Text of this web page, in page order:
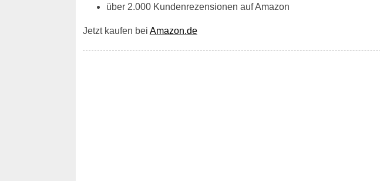
über 2.000 Kundenrezensionen auf Amazon
Jetzt kaufen bei Amazon.de